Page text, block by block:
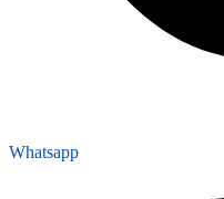
Whatsapp